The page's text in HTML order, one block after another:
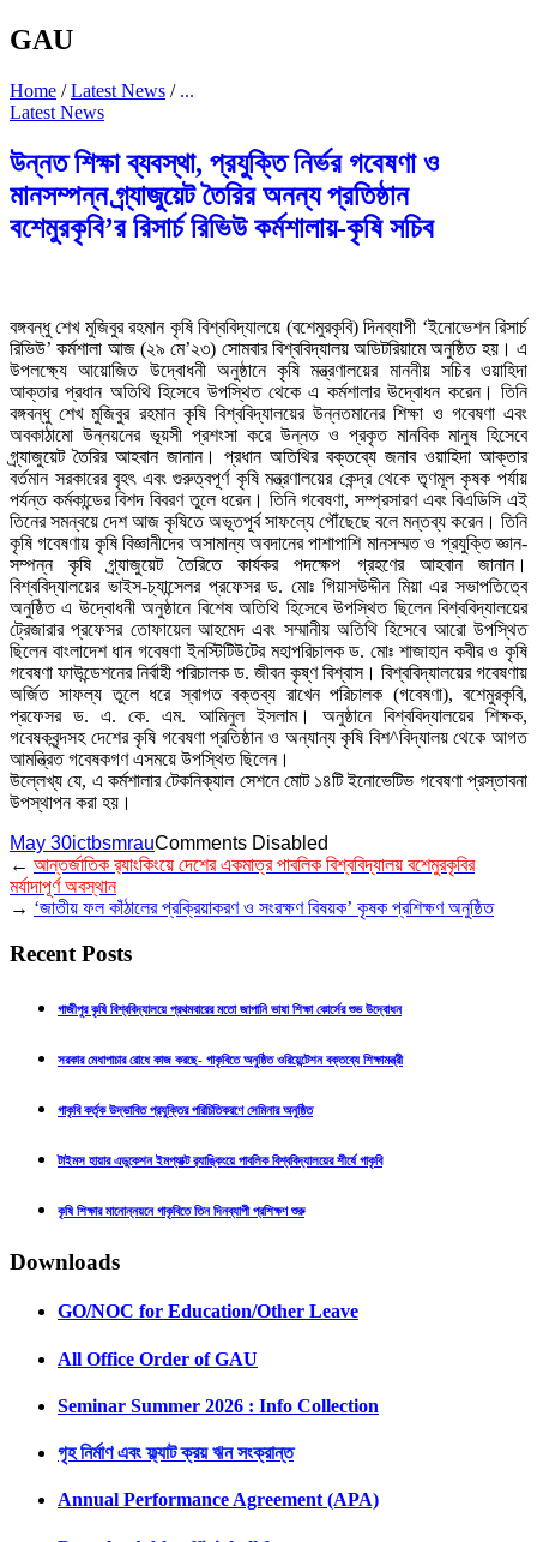
GAU
Home /Latest News / ...
Latest News
উন্নত শিক্ষা ব্যবস্থা, প্রযুক্তি নির্ভর গবেষণা ও
মানসম্পন্ন গ্র্যাজুয়েট তৈরির অনন্য প্রতিষ্ঠান
বশেমুরকৃবি’র রিসার্চ রিভিউ কর্মশালায়-কৃষি সচিব
বঙ্গবন্ধু শেখ মুজিবুর রহমান কৃষি বিশ্ববিদ্যালয়ে (বশেমুরকৃবি) দিনব্যাপী ‘ইনোভেশন রিসার্চ
রিভিউ’ কর্মশালা আজ (২৯ মে’২৩) সোমবার বিশ্ববিদ্যালয় অডিটরিয়ামে অনুষ্ঠিত হয়। এ
উপলক্ষ্যে আয়োজিত উদ্বোধনী অনুষ্ঠানে কৃষি মন্ত্রণালয়ের মাননীয় সচিব ওয়াহিদা
আক্তার প্রধান অতিথি হিসেবে উপস্থিত থেকে এ কর্মশালার উদ্বোধন করেন। তিনি
বঙ্গবন্ধু শেখ মুজিবুর রহমান কৃষি বিশ্ববিদ্যালয়ের উন্নতমানের শিক্ষা ও গবেষণা এবং
অবকাঠামো উন্নয়নের ভূয়সী প্রশংসা করে উন্নত ও প্রকৃত মানবিক মানুষ হিসেবে
গ্র্যাজুয়েট তৈরির আহবান জানান। প্রধান অতিথির বক্তব্যে জনাব ওয়াহিদা আক্তার
বর্তমান সরকারের বৃহৎ এবং গুরুত্বপূর্ণ কৃষি মন্ত্রণালয়ের কেন্দ্র থেকে তৃণমূল কৃষক পর্যায়
পর্যন্ত কর্মকান্ডের বিশদ বিবরণ তুলে ধরেন। তিনি গবেষণা, সম্প্রসারণ এবং বিএডিসি এই
তিনের সমন্বয়ে দেশ আজ কৃষিতে অভূতপূর্ব সাফল্যে পৌঁছেছে বলে মন্তব্য করেন। তিনি
কৃষি গবেষণায় কৃষি বিজ্ঞানীদের অসামান্য অবদানের পাশাপাশি মানসম্মত ও প্রযুক্তি জ্ঞান-
সম্পন্ন কৃষি গ্র্যাজুয়েট তৈরিতে কার্যকর পদক্ষেপ গ্রহণের আহবান জানান।
বিশ্ববিদ্যালয়ের ভাইস-চ্যান্সেলর প্রফেসর ড. মোঃ গিয়াসউদ্দীন মিয়া এর সভাপতিত্বে
অনুষ্ঠিত এ উদ্বোধনী অনুষ্ঠানে বিশেষ অতিথি হিসেবে উপস্থিত ছিলেন বিশ্ববিদ্যালয়ের
ট্রেজারার প্রফেসর তোফায়েল আহমেদ এবং সম্মানীয় অতিথি হিসেবে আরো উপস্থিত
ছিলেন বাংলাদেশ ধান গবেষণা ইনস্টিটিউটের মহাপরিচালক ড. মোঃ শাজাহান কবীর ও কৃষি
গবেষণা ফাউন্ডেশনের নির্বাহী পরিচালক ড. জীবন কৃষ্ণ বিশ্বাস। বিশ্ববিদ্যালয়ের গবেষণায়
অর্জিত সাফল্য তুলে ধরে স্বাগত বক্তব্য রাখেন পরিচালক (গবেষণা), বশেমুরকৃবি,
প্রফেসর ড. এ. কে. এম. আমিনুল ইসলাম। অনুষ্ঠানে বিশ্ববিদ্যালয়ের শিক্ষক,
গবেষকবৃন্দসহ দেশের কৃষি গবেষণা প্রতিষ্ঠান ও অন্যান্য কৃষি বিশ^বিদ্যালয় থেকে আগত
আমন্ত্রিত গবেষকগণ এসময়ে উপস্থিত ছিলেন।
উল্লেখ্য যে, এ কর্মশালার টেকনিক্যাল সেশনে মোট ১৪টি ইনোভেটিভ গবেষণা প্রস্তাবনা
উপস্থাপন করা হয়।
May 30ictbsmrauComments Disabled
← আন্তর্জাতিক র‌্যাংকিংয়ে দেশের একমাত্র পাবলিক বিশ্ববিদ্যালয় বশেমুরকৃবির
মর্যাদাপূর্ণ অবস্থান
→ ‘জাতীয় ফল কাঁঠালের প্রক্রিয়াকরণ ও সংরক্ষণ বিষয়ক’ কৃষক প্রশিক্ষণ অনুষ্ঠিত
Recent Posts
গাজীপুর কৃষি বিশ্ববিদ্যালয়ে প্রথমবারের মতো জাপানি ভাষা শিক্ষা কোর্সের শুভ উদ্বোধন
সরকার মেধাপাচার রোধে কাজ করছে- গাকৃবিতে অনুষ্ঠিত ওরিয়েন্টেশন বক্তব্যে শিক্ষামন্ত্রী
গাকৃবি কর্তৃক উদ্ভাবিত প্রযুক্তির পরিচিতিকরণে সেমিনার অনুষ্ঠিত
টাইমস হায়ার এডুকেশন ইমপ্যাক্ট র‍্যাঙ্কিংয়ে পাবলিক বিশ্ববিদ্যালয়ের শীর্ষে গাকৃবি
কৃষি শিক্ষার মানোন্নয়নে গাকৃবিতে তিন দিনব্যাপী প্রশিক্ষণ শুরু
Downloads
GO/NOC for Education/Other Leave
All Office Order of GAU
Seminar Summer 2026 : Info Collection
গৃহ নির্মাণ এবং ফ্ল্যাট ক্রয় ঋন সংক্রান্ত
Annual Performance Agreement (APA)